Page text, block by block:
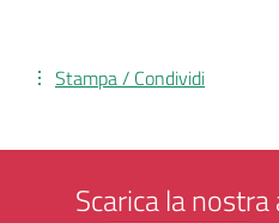
Stampa / Condividi
Scarica la